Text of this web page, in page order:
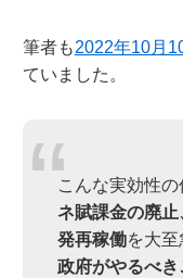
筆者も2022年10月
ていました。
こんな実効性の
ネ賦課金の廃
発再稼働を大至
政府がやるべ